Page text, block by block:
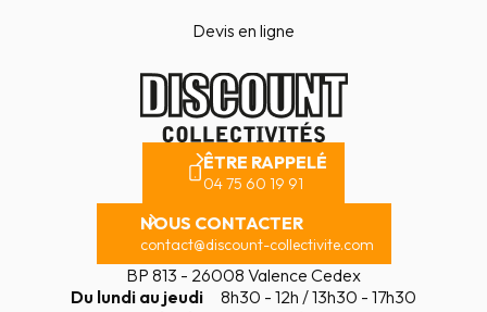
Devis en ligne
ÊTRE RAPPELÉ
04 75 60 19 91
NOUS CONTACTER
contact@discount-collectivite.com
BP 813 - 26008 Valence Cedex
Du lundi au jeudi
8h30 - 12h / 13h30 - 17h30